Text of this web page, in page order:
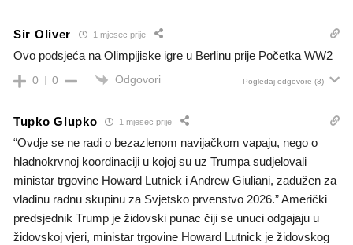
Sir Oliver 1 mjesec prije
Ovo podsjeća na Olimpijiske igre u Berlinu prije Početka WW2
0 0 Odgovori Pogledaj odgovore (3)
Tupko Glupko 1 mjesec prije
“Ovdje se ne radi o bezazlenom navijačkom vapaju, nego o
hladnokrvnoj koordinaciji u kojoj su uz Trumpa sudjelovali
ministar trgovine Howard Lutnick i Andrew Giuliani, zadužen za
vladinu radnu skupinu za Svjetsko prvenstvo 2026.” Američki
predsjednik Trump je židovski punac čiji se unuci odgajaju u
židovskoj vjeri, ministar trgovine Howard Lutnick je židovskog